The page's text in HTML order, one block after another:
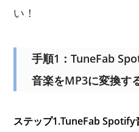
い！
手順1：TuneFab
音楽をMP3に変換す
ステップ1.TuneFab Spotify